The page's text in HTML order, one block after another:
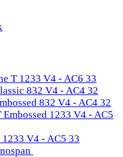
T 1233 V4 - AC6 33
832 V4 - AC4 32
832 V4 - AC4 32
1233 V4 - AC5
V4 - AC5 33